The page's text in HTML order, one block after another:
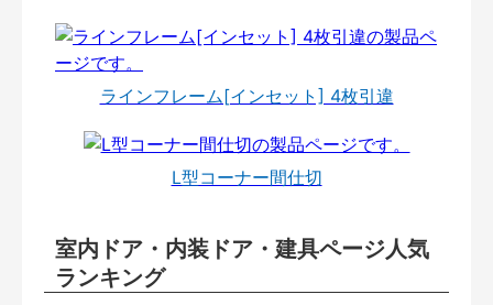
ラインフレーム[インセット] 4枚引違
L型コーナー間仕切
室内ドア・内装ドア・建具ページ人気
ランキング